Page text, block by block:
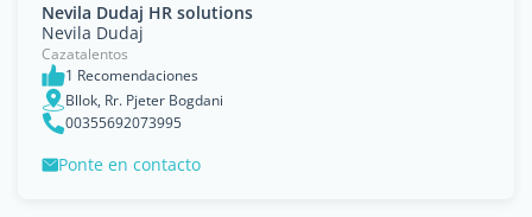
Nevila Dudaj HR solutions
Nevila Dudaj
Cazatalentos
1 Recomendaciones
Bllok, Rr. Pjeter Bogdani
00355692073995
Ponte en contacto